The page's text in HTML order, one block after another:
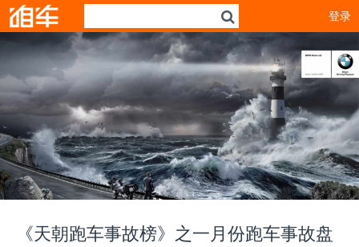
登录
《天朝跑车事故榜》之一月份跑车事故盘